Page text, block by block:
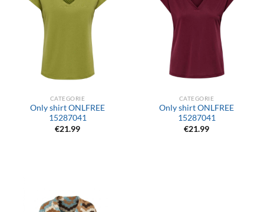
CATEGORIE
Only shirt ONLFREE
15287041
€21.99
CATEGORIE
Only shirt ONLFREE
15287041
€21.99